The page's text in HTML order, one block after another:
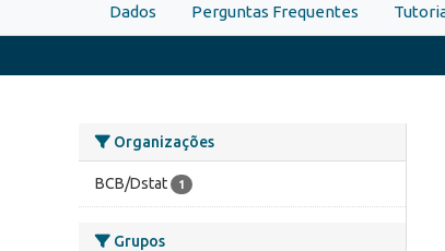
Dados Perguntas Frequentes
Organizações
BCB/Dstat 1
Grupos